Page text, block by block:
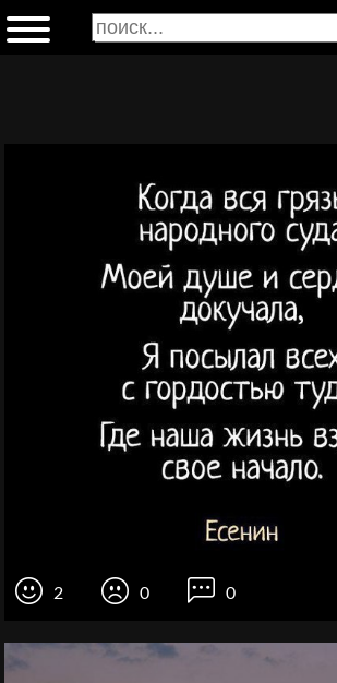
2 0 0